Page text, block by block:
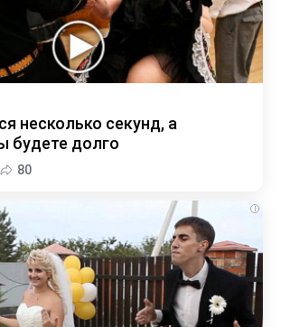
несколько секунд, а
будете долго
80
i